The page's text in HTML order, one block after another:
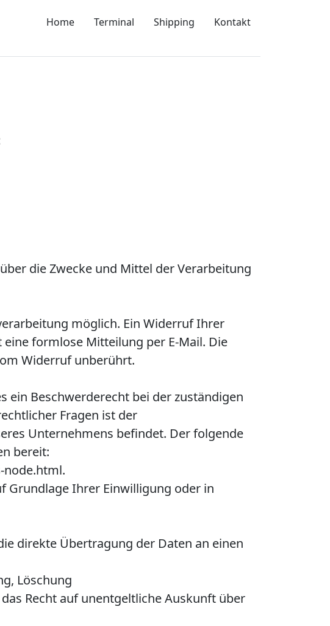
Home Terminal Shipping Kontakt
die Zwecke und Mittel der Verarbeitung
möglich. Ein Widerruf Ihrer
formlose Mitteilung per E-Mail. Die
Widerruf unberührt.
ein Beschwerderecht bei der zuständigen
Fragen ist der
Unternehmens befindet. Der folgende
bereit:
Grundlage Ihrer Einwilligung oder in
direkte Übertragung der Daten an einen
Löschung
Recht auf unentgeltliche Auskunft über